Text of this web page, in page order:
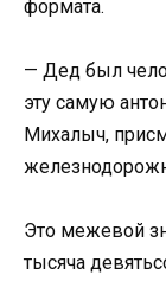
формата.
— Дед был
эту самую
Михалыч,
Это межевой
тысяча